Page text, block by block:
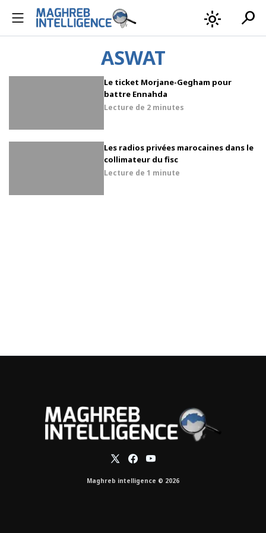
light_mode search
ASWAT
Le ticket Morjane-Gegham pour
battre Ennahda
Lecture de 2 minutes
Les radios privées marocaines dans le
collimateur du fisc
Lecture de 1 minute
Maghreb intelligence © 2026